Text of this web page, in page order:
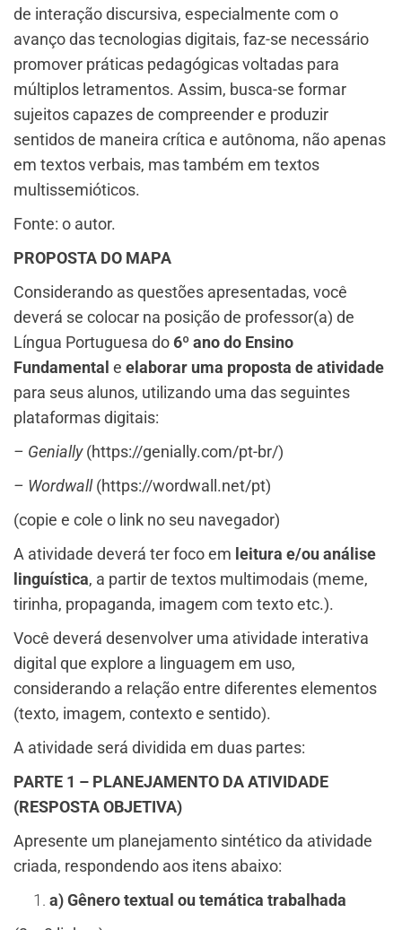
de interação discursiva, especialmente com o
avanço das tecnologias digitais, faz-se necessário
promover práticas pedagógicas voltadas para
múltiplos letramentos. Assim, busca-se formar
sujeitos capazes de compreender e produzir
sentidos de maneira crítica e autônoma, não apenas
em textos verbais, mas também em textos
multissemióticos.
Fonte: o autor.
PROPOSTA DO MAPA
Considerando as questões apresentadas, você
deverá se colocar na posição de professor(a) de
Língua Portuguesa do6º ano do Ensino
Fundamental e elaborar uma proposta de atividade
para seus alunos, utilizando uma das seguintes
plataformas digitais:​
– Genially(https://genially.com/pt-br/)
– Wordwall(https://wordwall.net/pt)
(copie e cole o link no seu navegador)
A atividade deverá ter foco em leitura e/ou análise
linguística, a partir de textos multimodais (meme,
tirinha, propaganda, imagem com texto etc.).
Você deverá desenvolver uma atividade interativa
digital que explore a linguagem em uso,
considerando a relação entre diferentes elementos
(texto, imagem, contexto e sentido).
A atividade será dividida em duas partes:
PARTE 1 – PLANEJAMENTO DA ATIVIDADE
(RESPOSTA OBJETIVA)
Apresente um planejamento sintético da atividade
criada, respondendo aos itens abaixo:
a) Gênero textual ou temática trabalhada